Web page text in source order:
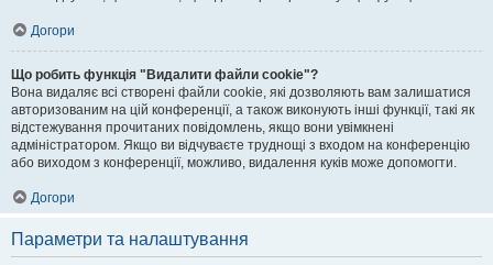
Догори
Що робить функція "Видалити файли cookie"?
Вона видаляє всі створені файли cookie, які дозволяють вам залишатися
авторизованим на цій конференції, а також виконують інші функції, такі як
відстежування прочитаних повідомлень, якщо вони увімкнені
адміністратором. Якщо ви відчуваєте труднощі з входом на конференцію
або виходом з конференції, можливо, видалення куків може допомогти.
Догори
Параметри та налаштування